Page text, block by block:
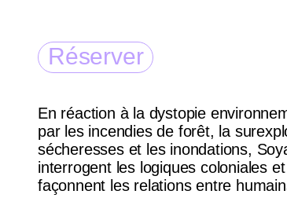
Réserver
En réaction à la dystopie
par les incendies de forêt, la
sécheresses et les inondations,
interrogent les logiques coloniales
façonnent les relations entre